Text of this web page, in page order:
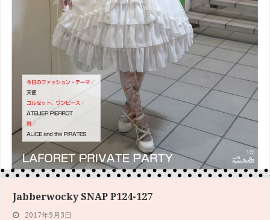
Jabberwocky SNAP P124-127
2017年9月3日